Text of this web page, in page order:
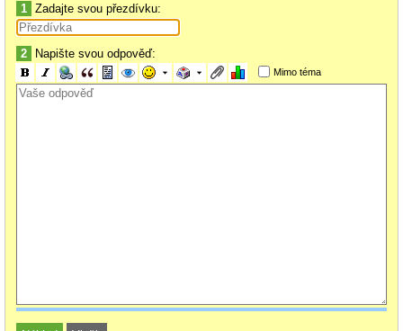
1 Zadajte svou přezdívku:
2 Napište svou odpověď:
Mimo téma